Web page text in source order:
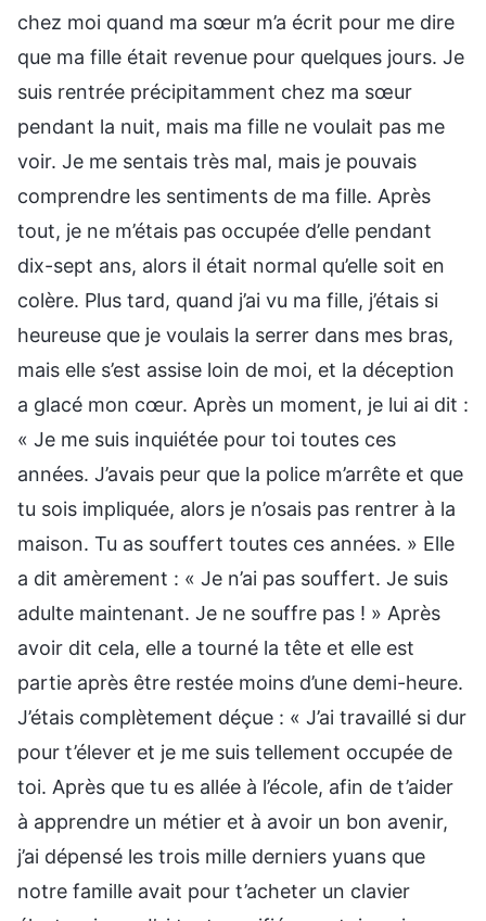
chez moi quand ma sœur m’a écrit pour me dire
que ma fille était revenue pour quelques jours. Je
suis rentrée précipitamment chez ma sœur
pendant la nuit, mais ma fille ne voulait pas me
voir. Je me sentais très mal, mais je pouvais
comprendre les sentiments de ma fille. Après
tout, je ne m’étais pas occupée d’elle pendant
dix-sept ans, alors il était normal qu’elle soit en
colère. Plus tard, quand j’ai vu ma fille, j’étais si
heureuse que je voulais la serrer dans mes bras,
mais elle s’est assise loin de moi, et la déception
a glacé mon cœur. Après un moment, je lui ai dit :
« Je me suis inquiétée pour toi toutes ces
années. J’avais peur que la police m’arrête et que
tu sois impliquée, alors je n’osais pas rentrer à la
maison. Tu as souffert toutes ces années. » Elle
a dit amèrement : « Je n’ai pas souffert. Je suis
adulte maintenant. Je ne souffre pas ! » Après
avoir dit cela, elle a tourné la tête et elle est
partie après être restée moins d’une demi-heure.
J’étais complètement déçue : « J’ai travaillé si dur
pour t’élever et je me suis tellement occupée de
toi. Après que tu es allée à l’école, afin de t’aider
à apprendre un métier et à avoir un bon avenir,
j’ai dépensé les trois mille derniers yuans que
notre famille avait pour t’acheter un clavier